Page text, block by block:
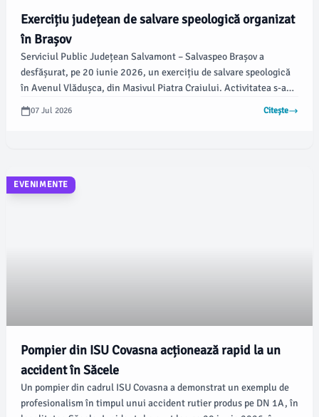
Exercițiu județean de salvare speologică organizat
în Brașov
Serviciul Public Județean Salvamont – Salvaspeo Brașov a
desfășurat, pe 20 iunie 2026, un exercițiu de salvare speologică
în Avenul Vlădușca, din Masivul Piatra Craiului. Activitatea s-a
realizat conform procedurii P-SR_02, emisă de Salvamont
România, și cu respectarea Legii nr.
07 Jul 2026 Citește
EVENIMENTE
Pompier din ISU Covasna acționează rapid la un
accident în Săcele
Un pompier din cadrul ISU Covasna a demonstrat un exemplu de
profesionalism în timpul unui accident rutier produs pe DN 1A, în